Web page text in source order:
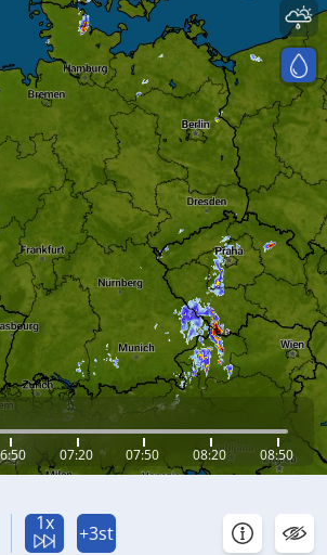
07:20 07:50 08:20 08:50
1x +3st